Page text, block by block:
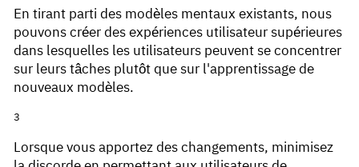
En tirant parti des modèles mentaux existants, nous
pouvons créer des expériences utilisateur supérieures
dans lesquelles les utilisateurs peuvent se concentrer
sur leurs tâches plutôt que sur l'apprentissage de
nouveaux modèles.
Lorsque vous apportez des changements, minimisez